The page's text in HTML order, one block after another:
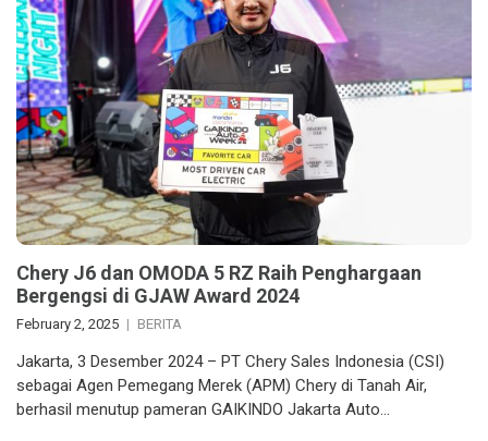
Chery J6 dan OMODA 5 RZ Raih Penghargaan
Bergengsi di GJAW Award 2024
February 2, 2025 BERITA
Jakarta, 3 Desember 2024 – PT Chery Sales Indonesia (CSI)
sebagai Agen Pemegang Merek (APM) Chery di Tanah Air,
berhasil menutup pameran GAIKINDO Jakarta Auto…